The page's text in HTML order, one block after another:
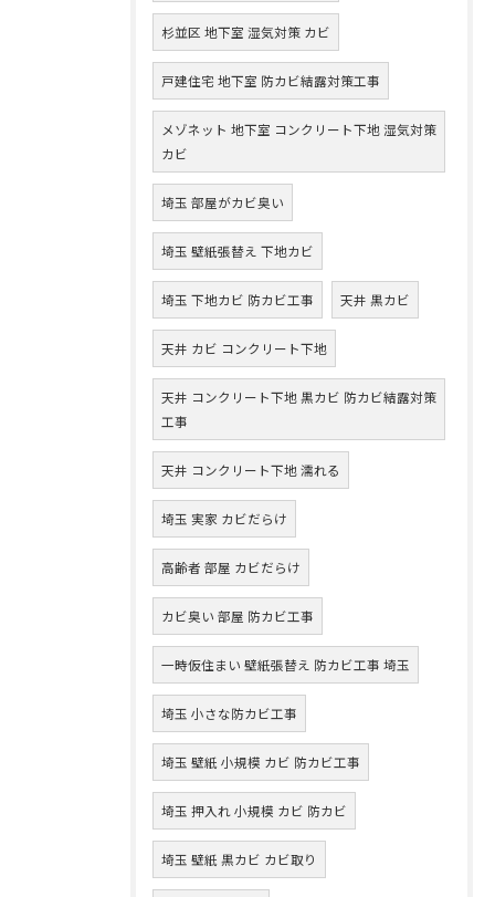
杉並区 地下室 湿気対策 カビ
戸建住宅 地下室 防カビ結露対策工事
メゾネット 地下室 コンクリート下地 湿気対策
カビ
埼玉 部屋がカビ臭い
埼玉 壁紙張替え 下地カビ
埼玉 下地カビ 防カビ工事 天井 黒カビ
天井 カビ コンクリート下地
天井 コンクリート下地 黒カビ 防カビ結露対策
工事
天井 コンクリート下地 濡れる
埼玉 実家 カビだらけ
高齢者 部屋 カビだらけ
カビ臭い 部屋 防カビ工事
一時仮住まい 壁紙張替え 防カビ工事 埼玉
埼玉 小さな防カビ工事
埼玉 壁紙 小規模 カビ 防カビ工事
埼玉 押入れ 小規模 カビ 防カビ
埼玉 壁紙 黒カビ カビ取り